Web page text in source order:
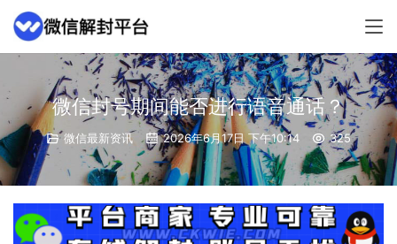
微信封号期间能否进行语音通话？
微信最新资讯 2026年6月17日 下午10:14 325